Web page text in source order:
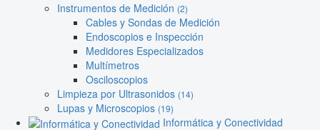
Instrumentos de Medición (2)
Cables y Sondas de Medición
Endoscopios e Inspección
Medidores Especializados
Multímetros
Osciloscopios
Limpieza por Ultrasonidos (14)
Lupas y Microscopios (19)
Informática y Conectividad